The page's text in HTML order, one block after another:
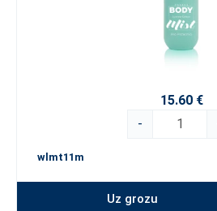
15.60 €
-
wlmt11m
Uz grozu